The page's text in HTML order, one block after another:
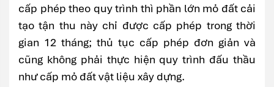
cấp phép theo quy trình thì phần lớn mỏ đất cải
tạo tận thu này chỉ được cấp phép trong thời
gian 12 tháng; thủ tục cấp phép đơn giản và
cũng không phải thực hiện quy trình đấu thầu
như cấp mỏ đất vật liệu xây dựng.